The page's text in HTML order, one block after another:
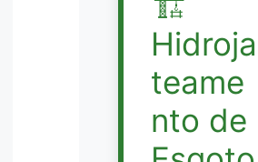
Hidroja
teame
nto de